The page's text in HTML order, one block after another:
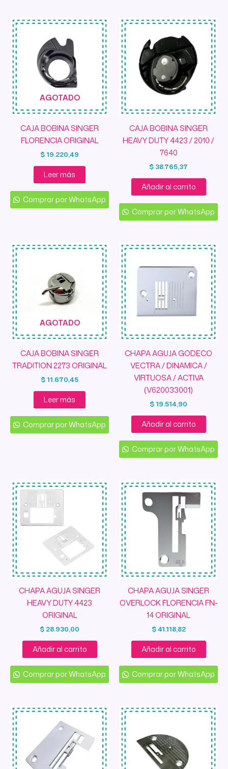
AGOTADO
CAJA BOBINA SINGER
FLORENCIA ORIGINAL
$19.220,49
Leer más
Comprar por WhatsApp
CAJA BOBINA SINGER
HEAVY DUTY 4423 / 2010 /
7640
$ 38.765,37
Añadir al carrito
Comprar por WhatsApp
AGOTADO
CAJA BOBINA SINGER
TRADITION 2273 ORIGINAL
$11.670,45
Leer más
Comprar por WhatsApp
CHAPA AGUJA GODECO
VECTRA / DINAMICA /
VIRTUOSA / ACTIVA
(V620033001)
$19.514,90
Añadir al carrito
Comprar por WhatsApp
CHAPA AGUJA SINGER
HEAVY DUTY 4423
ORIGINAL
$ 28.930,00
Añadir al carrito
Comprar por WhatsApp
CHAPA AGUJA SINGER
OVERLOCK FLORENCIA FN-
14 ORIGINAL
$41.118,82
Añadir al carrito
Comprar por WhatsApp